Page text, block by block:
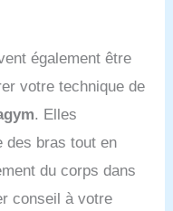
bain une piece
de bain
màillot de
short bain
maillotde
maillot de
en 6
vert armée,
bleu clair, bleu
noir, rouge vin.
vont du S au
de s'adapter à
morphologies.
tailles avant
également être
votre technique de
. Elles
des bras tout en
du corps dans
conseil à votre